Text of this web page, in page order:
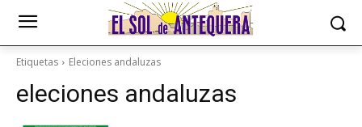
Etiquetas Eleciones andaluzas
eleciones andaluzas